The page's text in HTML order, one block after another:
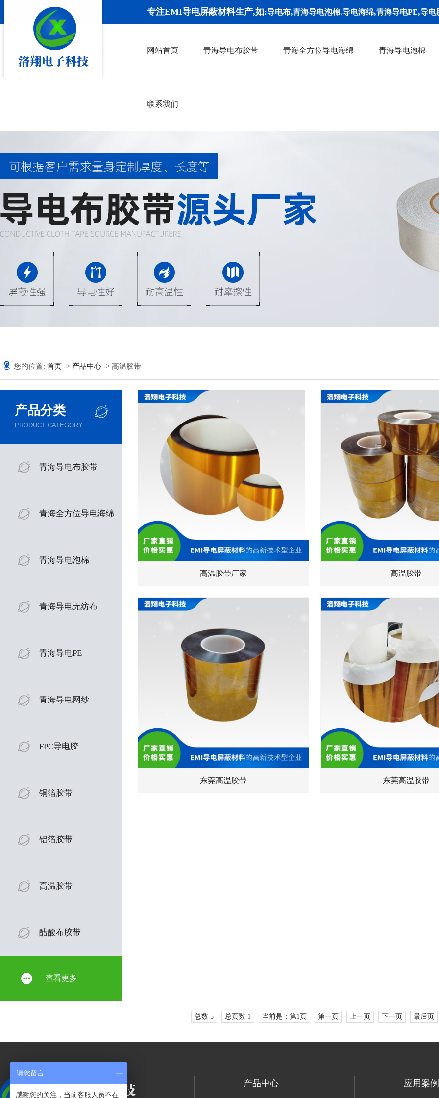
专注EMI导电屏蔽材料生产,如:导电布,青海导电泡棉,导电海绵,青海导电PE,导电
网站首页 青海导电布胶带 青海全方位导电海绵 青海导电泡棉
联系我们
您的位置: 首页 -> 产品中心 -> 高温胶带
产品分类
PRODUCT CATEGORY
青海导电布胶带
青海全方位导电海绵
青海导电泡棉
青海导电无纺布
青海导电PE
青海导电网纱
FPC导电胶
铜箔胶带
铝箔胶带
高温胶带
醋酸布胶带
查看更多
高温胶带厂家 高温胶带
东莞高温胶带 东莞高温胶带
总数 5 总页数 1 当前是：第1页 第一页 上一页 下一页 最后页
产品中心 应用案例
请您留言
感谢您的关注，当前客服人员不在